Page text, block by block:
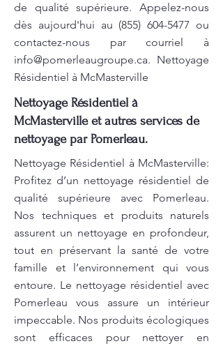
de qualité supérieure. Appelez-nous
dès aujourd'hui au (855) 604-5477 ou
contactez-nous par courriel à
info@pomerleaugroupe.ca. Nettoyage
Résidentiel à McMasterville
Nettoyage Résidentiel à
McMasterville et autres services de
nettoyage par Pomerleau.
Nettoyage Résidentiel à McMasterville:
Profitez d’un nettoyage résidentiel de
qualité supérieure avec Pomerleau.
Nos techniques et produits naturels
assurent un nettoyage en profondeur,
tout en préservant la santé de votre
famille et l’environnement qui vous
entoure. Le nettoyage résidentiel avec
Pomerleau vous assure un intérieur
impeccable. Nos produits écologiques
sont efficaces pour nettoyer en